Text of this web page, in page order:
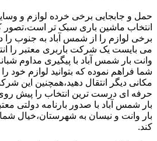
حمل و جابجایی برخی خرده لوازم و
انتخاب ماشین باری سبک تر است،تصور
برخی لوازم را از شمس آباد به جنوب را
می بایست یک شرکت باربری معتبر را
وانت بار شمس آباد با پیگیری مداوم
شما فراهم نموده که بتوانید لوازم خود
مکانی دیگر انتقال دهید،همچنین این
حرفه ای درست ترین انتخاب را پیش
بار شمس آباد با صدور بارنامه دولتی
بار وانت و نیسان به شهرستان،خیال
کند.